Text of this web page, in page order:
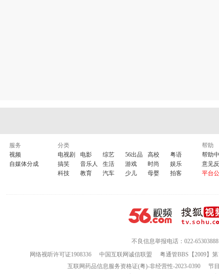
服务
视频
自媒体分成
分类
电视剧
电影 综艺 56出品 高校
粤语
搞笑
音乐人 生活 游戏 时尚
娱乐
科技
教育 汽车 少儿 母婴 拍客
帮助
帮助
意见
平台
不良信息举报电话：022-65303888
网络视听许可证1908336
中国互联网诚信联盟
粤通管BBS【2009】
互联网药品信息服务资格证(粤)-非经营性-2023-0390
节